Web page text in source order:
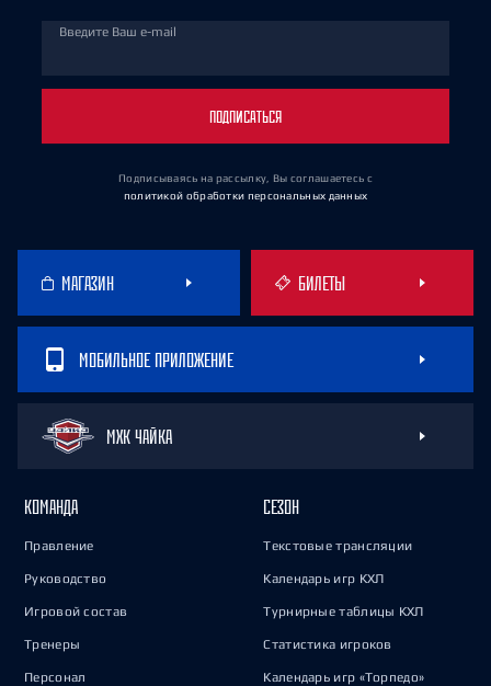
Введите Ваш e-mail
ПОДПИСАТЬСЯ
Подписываясь на рассылку, Вы соглашаетесь с
политикой обработки персональных данных
МАГАЗИН БИЛЕТЫ
МОБИЛЬНОЕ ПРИЛОЖЕНИЕ
МХК ЧАЙКА
КОМАНДА
Правление
Руководство
Игровой состав
Тренеры
Персонал
СЕЗОН
Текстовые трансляции
Календарь игр КХЛ
Турнирные таблицы КХЛ
Статистика игроков
Календарь игр «Торпедо»